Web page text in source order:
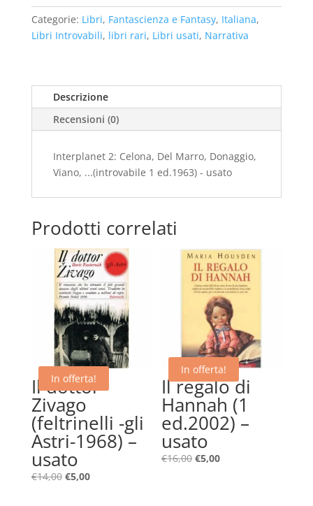
Celona,
Del
Marro,
...
(introvabile
usato
Categorie: Libri, Fantascienza e Fantasy, Italiana,
Libri Introvabili, libri rari, Libri usati, Narrativa
Descrizione
Recensioni (0)
Interplanet 2: Celona, Del Marro, Donaggio,
Viano, ...(introvabile 1 ed.1963) - usato
Prodotti correlati
In offerta!
Il dottor
Zivago
(feltrinelli -gli
Astri-1968) –
usato
€14,00 Il
€5,00Il
In offerta!
Il regalo di
Hannah (1
ed.2002) –
usato
€16,00 Il
€5,00Il